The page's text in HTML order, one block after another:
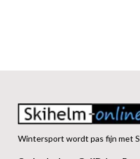
Wintersport wordt pas fijn met